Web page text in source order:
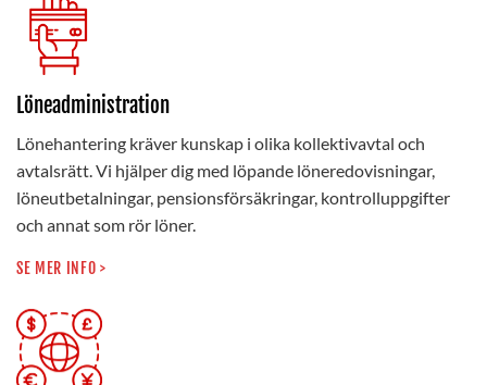
Löneadministration
Lönehantering kräver kunskap i olika kollektivavtal och
avtalsrätt. Vi hjälper dig med löpande löneredovisningar,
löneutbetalningar, pensionsförsäkringar, kontrolluppgifter
och annat som rör löner.
SE MER INFO >